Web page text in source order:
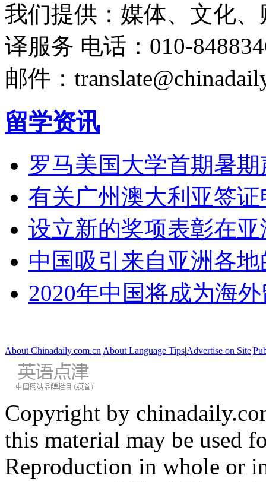
我们提供：媒体、文化
译服务 电话：010-
邮件：
留学资讯
罗马美国大学首期暑
有关广州澳大利亚签
设立新的奖项表彰在
中国吸引来自亚洲各
2020年中国将成为海
About Chinadaily.com.cn|About Language Tips|Advertise on Site|
Copyright by
this material may be used
Reproduction in whole or